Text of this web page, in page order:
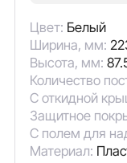
Цвет: Белый
Ширина, мм:
Высота, мм:
Количество
С откидной
Защитное
С полем для
Материал: